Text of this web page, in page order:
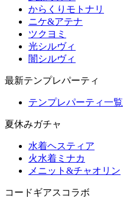
からくりモトナリ
ニケ&アテナ
ツクヨミ
光シルヴィ
闇シルヴィ
最新テンプレパーティ
テンプレパーティ一覧
夏休みガチャ
水着ヘスティア
火水着ミナカ
メニット&チャオリン
コードギアスコラボ